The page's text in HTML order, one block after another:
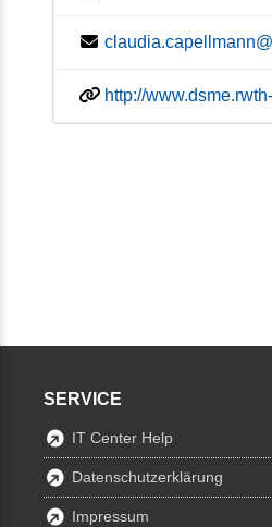
http://
SERVICE
IT Center Help
Datenschutzerklärung
Impressum